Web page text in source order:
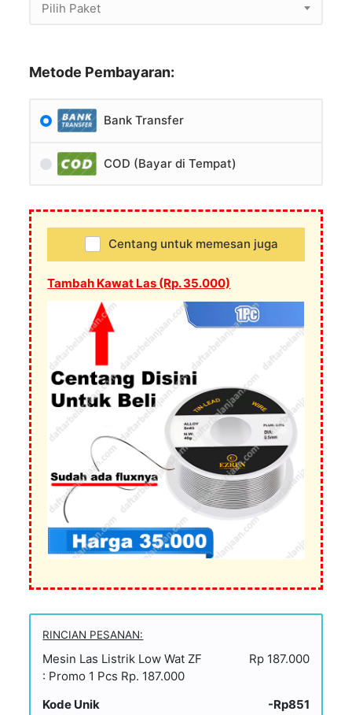
Pilih Paket
Metode Pembayaran:
Bank Transfer
COD (Bayar di Tempat)
Centang untuk memesan juga
Tambah Kawat Las (Rp. 35.000)
RINCIAN PESANAN:
Mesin Las Listrik Low Wat ZF
: Promo 1 Pcs Rp. 187.000
Rp 187.000
Kode Unik -Rp851